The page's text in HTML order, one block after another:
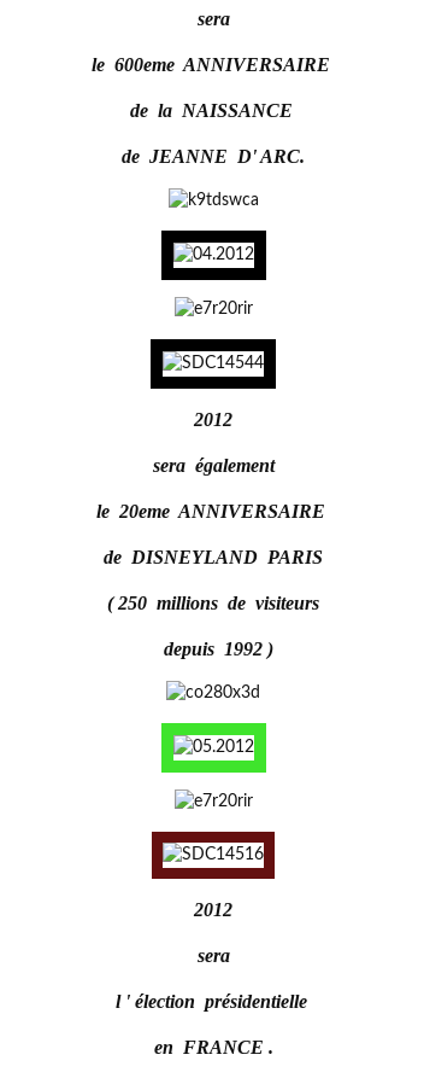
sera
le 600eme ANNIVERSAIRE
de la NAISSANCE
de JEANNE D' ARC.
2012
sera également
le 20eme ANNIVERSAIRE
de DISNEYLAND PARIS
( 250 millions de visiteurs
depuis 1992 )
2012
sera
l ' élection présidentielle
en FRANCE .